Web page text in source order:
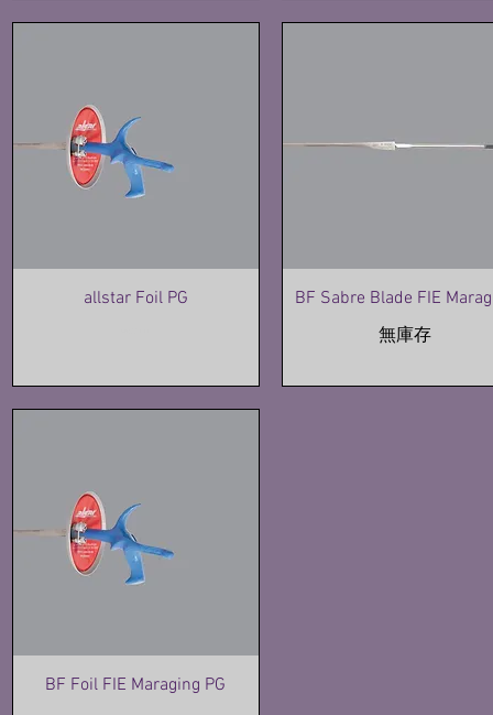
allstar Foil PG
BF Sabre Blade FIE
無庫存
BF Foil FIE Maraging PG